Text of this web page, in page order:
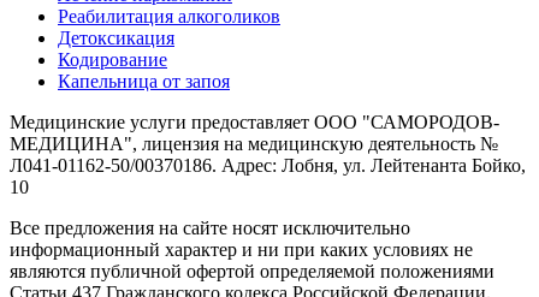
Реабилитация алкоголиков
Детоксикация
Кодирование
Капельница от запоя
Медицинские услуги предоставляет ООО "САМОРОДОВ-
МЕДИЦИНА", лицензия на медицинскую деятельность №
Л041-01162-50/00370186. Адрес: Лобня, ул. Лейтенанта Бойко,
10
Все предложения на сайте носят исключительно
информационный характер и ни при каких условиях не
являются публичной офертой определяемой положениями
Статьи 437 Гражданского кодекса Российской Федерации.